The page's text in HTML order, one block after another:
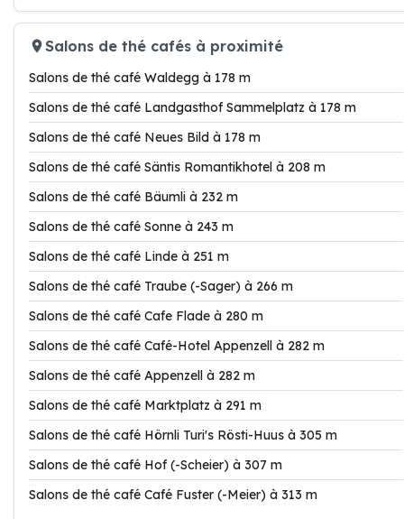
Salons de thé cafés à proximité
Salons de thé café Waldegg à 178 m
Salons de thé café Landgasthof Sammelplatz à 178 m
Salons de thé café Neues Bild à 178 m
Salons de thé café Säntis Romantikhotel à 208 m
Salons de thé café Bäumli à 232 m
Salons de thé café Sonne à 243 m
Salons de thé café Linde à 251 m
Salons de thé café Traube (-Sager) à 266 m
Salons de thé café Cafe Flade à 280 m
Salons de thé café Café-Hotel Appenzell à 282 m
Salons de thé café Appenzell à 282 m
Salons de thé café Marktplatz à 291 m
Salons de thé café Hörnli Turi's Rösti-Huus à 305 m
Salons de thé café Hof (-Scheier) à 307 m
Salons de thé café Café Fuster (-Meier) à 313 m